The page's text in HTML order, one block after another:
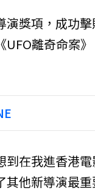
獎項，成功
UFO離奇命案
在我進香港
他新導演最